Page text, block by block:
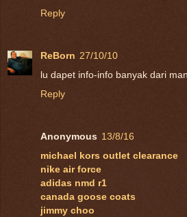
Reply
ReBorn 27/10/10
lu dapet info-info banyak dari
Reply
Anonymous 13/8/16
michael kors outlet clearance
nike air force
adidas nmd r1
canada goose coats
jimmy choo